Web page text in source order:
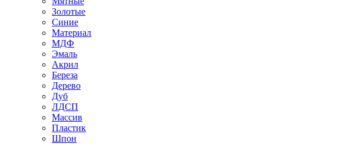
Золотые
Синие
Материал
МДФ
Эмаль
Акрил
Береза
Дерево
Дуб
ЛДСП
Массив
Пластик
Шпон